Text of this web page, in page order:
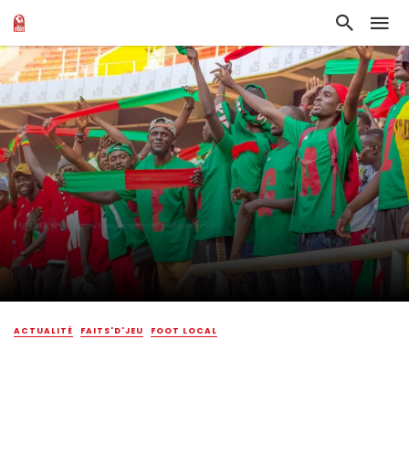
ACTUALITÉ FAITS'D'JEU FOOT LOCAL